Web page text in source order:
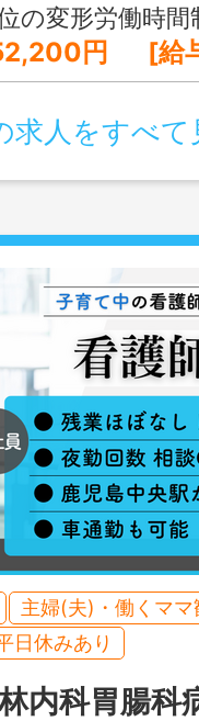
の変形労働時間
円～246,000円 ベースアップ手当：6,200
求人をすべて
主婦(夫)・働くママ
日休みあり
内科胃腸科